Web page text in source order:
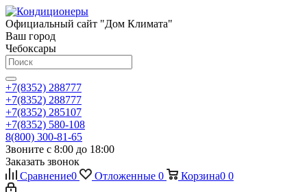
Официальный сайт "Дом Климата"
Ваш город
Чебоксары
+7(8352) 288777
+7(8352) 288777
+7(8352) 285107
+7(8352) 580-108
8(800) 300-81-65
Звоните с 8:00 до 18:00
Заказать звонок
Сравнение0 Отложенные 0 Корзина0 0